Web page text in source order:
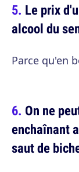
Le prix
alcool du
Parce qu'en
On ne
enchaînant
saut de